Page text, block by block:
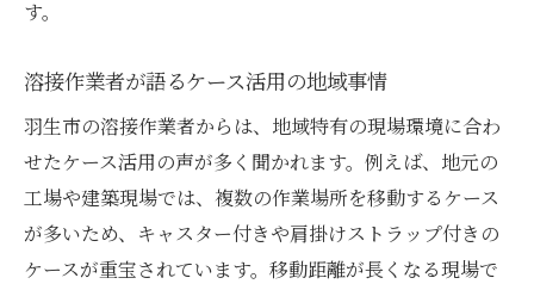
す。
溶接作業者が語るケース活用の地域事情
羽生市の溶接作業者からは、地域特有の現場環境に合わ
せたケース活用の声が多く聞かれます。例えば、地元の
工場や建築現場では、複数の作業場所を移動するケース
が多いため、キャスター付きや肩掛けストラップ付きの
ケースが重宝されています。移動距離が長くなる現場で